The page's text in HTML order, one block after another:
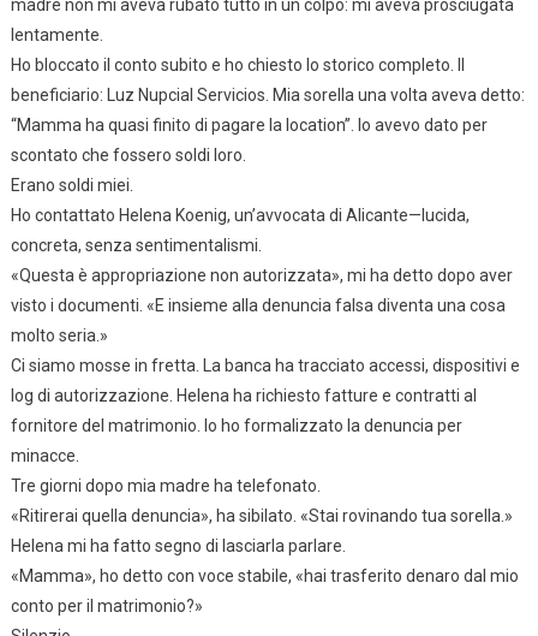
madre non mi aveva rubato tutto in un colpo: mi aveva prosciugata
lentamente.
Ho bloccato il conto subito e ho chiesto lo storico completo. Il
beneficiario: Luz Nupcial Servicios. Mia sorella una volta aveva detto:
“Mamma ha quasi finito di pagare la location”. Io avevo dato per
scontato che fossero soldi loro.
Erano soldi miei.
Ho contattato Helena Koenig, un’avvocata di Alicante—lucida,
concreta, senza sentimentalismi.
«Questa è appropriazione non autorizzata», mi ha detto dopo aver
visto i documenti. «E insieme alla denuncia falsa diventa una cosa
molto seria.»
Ci siamo mosse in fretta. La banca ha tracciato accessi, dispositivi e
log di autorizzazione. Helena ha richiesto fatture e contratti al
fornitore del matrimonio. Io ho formalizzato la denuncia per
minacce.
Tre giorni dopo mia madre ha telefonato.
«Ritirerai quella denuncia», ha sibilato. «Stai rovinando tua sorella.»
Helena mi ha fatto segno di lasciarla parlare.
«Mamma», ho detto con voce stabile, «hai trasferito denaro dal mio
conto per il matrimonio?»